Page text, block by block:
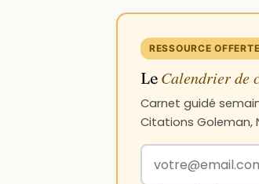
RESSOURCE
Le Calendrier de
Carnet guidé
Citations Goleman,
Votre adresse